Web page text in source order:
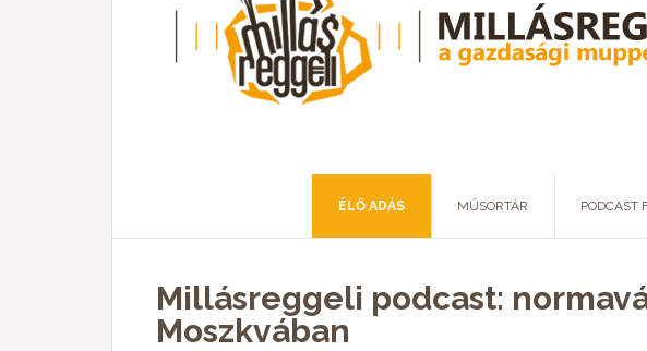
ÉLŐ ADÁS MŰSORTÁR PODCAST
Millásreggeli podcast:
Moszkvában